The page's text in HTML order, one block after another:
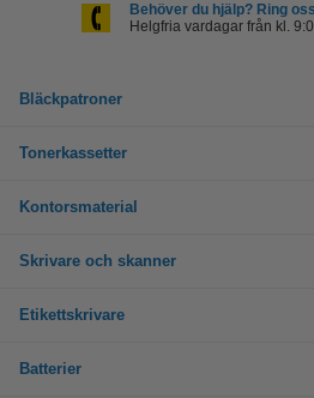
Behöver du hjälp? Ring
Helgfria vardagar från kl.
Bläckpatroner
Tonerkassetter
Kontorsmaterial
Skrivare och skanner
Etikettskrivare
Batterier